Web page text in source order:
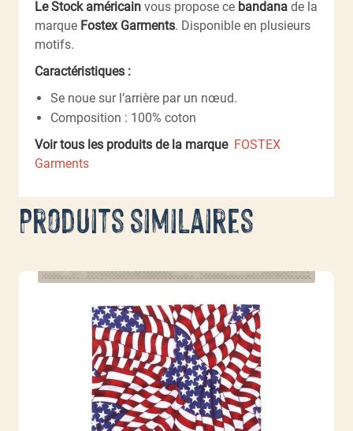
Le Stock américain vous propose ce bandana de la
marque Fostex Garments. Disponible en plusieurs
motifs.
Caractéristiques :
Se noue sur l’arrière par un nœud.
Composition : 100% coton
Voir tous les produits de la marque FOSTEX
Garments
Produits similaires